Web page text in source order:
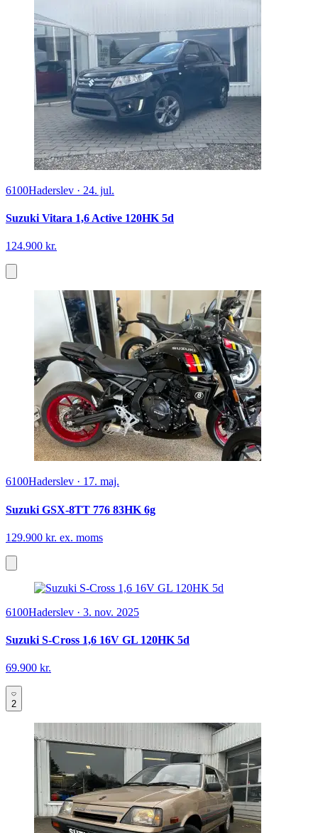
6100Haderslev · 24. jul.
Suzuki Vitara 1,6 Active 120HK 5d
124.900 kr.
6100Haderslev · 17. maj.
Suzuki GSX-8TT 776 83HK 6g
129.900 kr. ex. moms
6100Haderslev · 3. nov. 2025
Suzuki S-Cross 1,6 16V GL 120HK 5d
69.900 kr.
2